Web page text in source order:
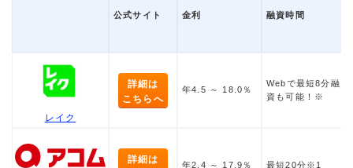
公式サイト 金利 融資時間
レイク
詳細は
こちらへ
年4.5 ～ 18.0％
Webで最短8分融
資も可能！※
詳細は
年2.4 ～ 17.9％ 最短20分※1